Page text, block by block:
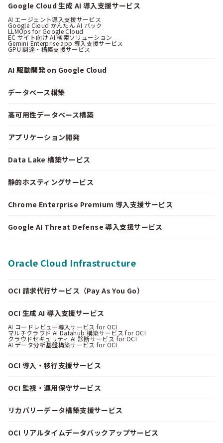
Google Cloud 生成 AI 導入支援サービス
AI エージェント導入支援サービス
Google Cloud かんたん AI パック
LLMOps for Google Cloud
EC サイト向け AI 検索ソリューション
Gemini Enterprise app 導入支援サービス
GPU 調達・構築支援サービス
AI 駆動開発 on Google Cloud
データベース構築
高可用性データベース構築
アプリケーション開発
Data Lake 構築サービス
静的ホスティングサービス
Chrome Enterprise Premium 導入支援サービス
Google AI Threat Defense 導入支援サービス
Oracle Cloud Infrastructure
OCI 請求代行サービス（Pay As You Go）
OCI 生成 AI 導入支援サービス
AI コードレビュー導入サービス for OCI
マルチクラウド AI Datahub 構築サービス for OCI
クラウドセキュリティ AI 診断サービス for OCI
AI データ分析基盤構築サービス for OCI
OCI 導入・移行支援サービス
OCI 監視・運用保守サービス
リカバリーデータ構築支援サービス
OCI リアルタイムデータバックアップサービス